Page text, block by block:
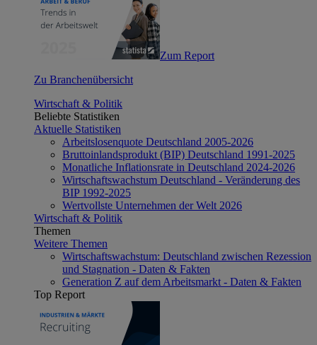
Zum Report
Zu Branchenübersicht
Wirtschaft & Politik
Beliebte Statistiken
Aktuelle Statistiken
Arbeitslosenquote Deutschland 2005-2026
Bruttoinlandsprodukt (BIP) Deutschland 1991-2025
Monatliche Inflationsrate in Deutschland 2024-2026
Wirtschaftswachstum Deutschland - Veränderung des
BIP 1992-2025
Wertvollste Unternehmen der Welt 2026
Wirtschaft & Politik
Themen
Weitere Themen
Wirtschaftswachstum: Deutschland zwischen Rezession
und Stagnation - Daten & Fakten
Generation Z auf dem Arbeitsmarkt - Daten & Fakten
Top Report